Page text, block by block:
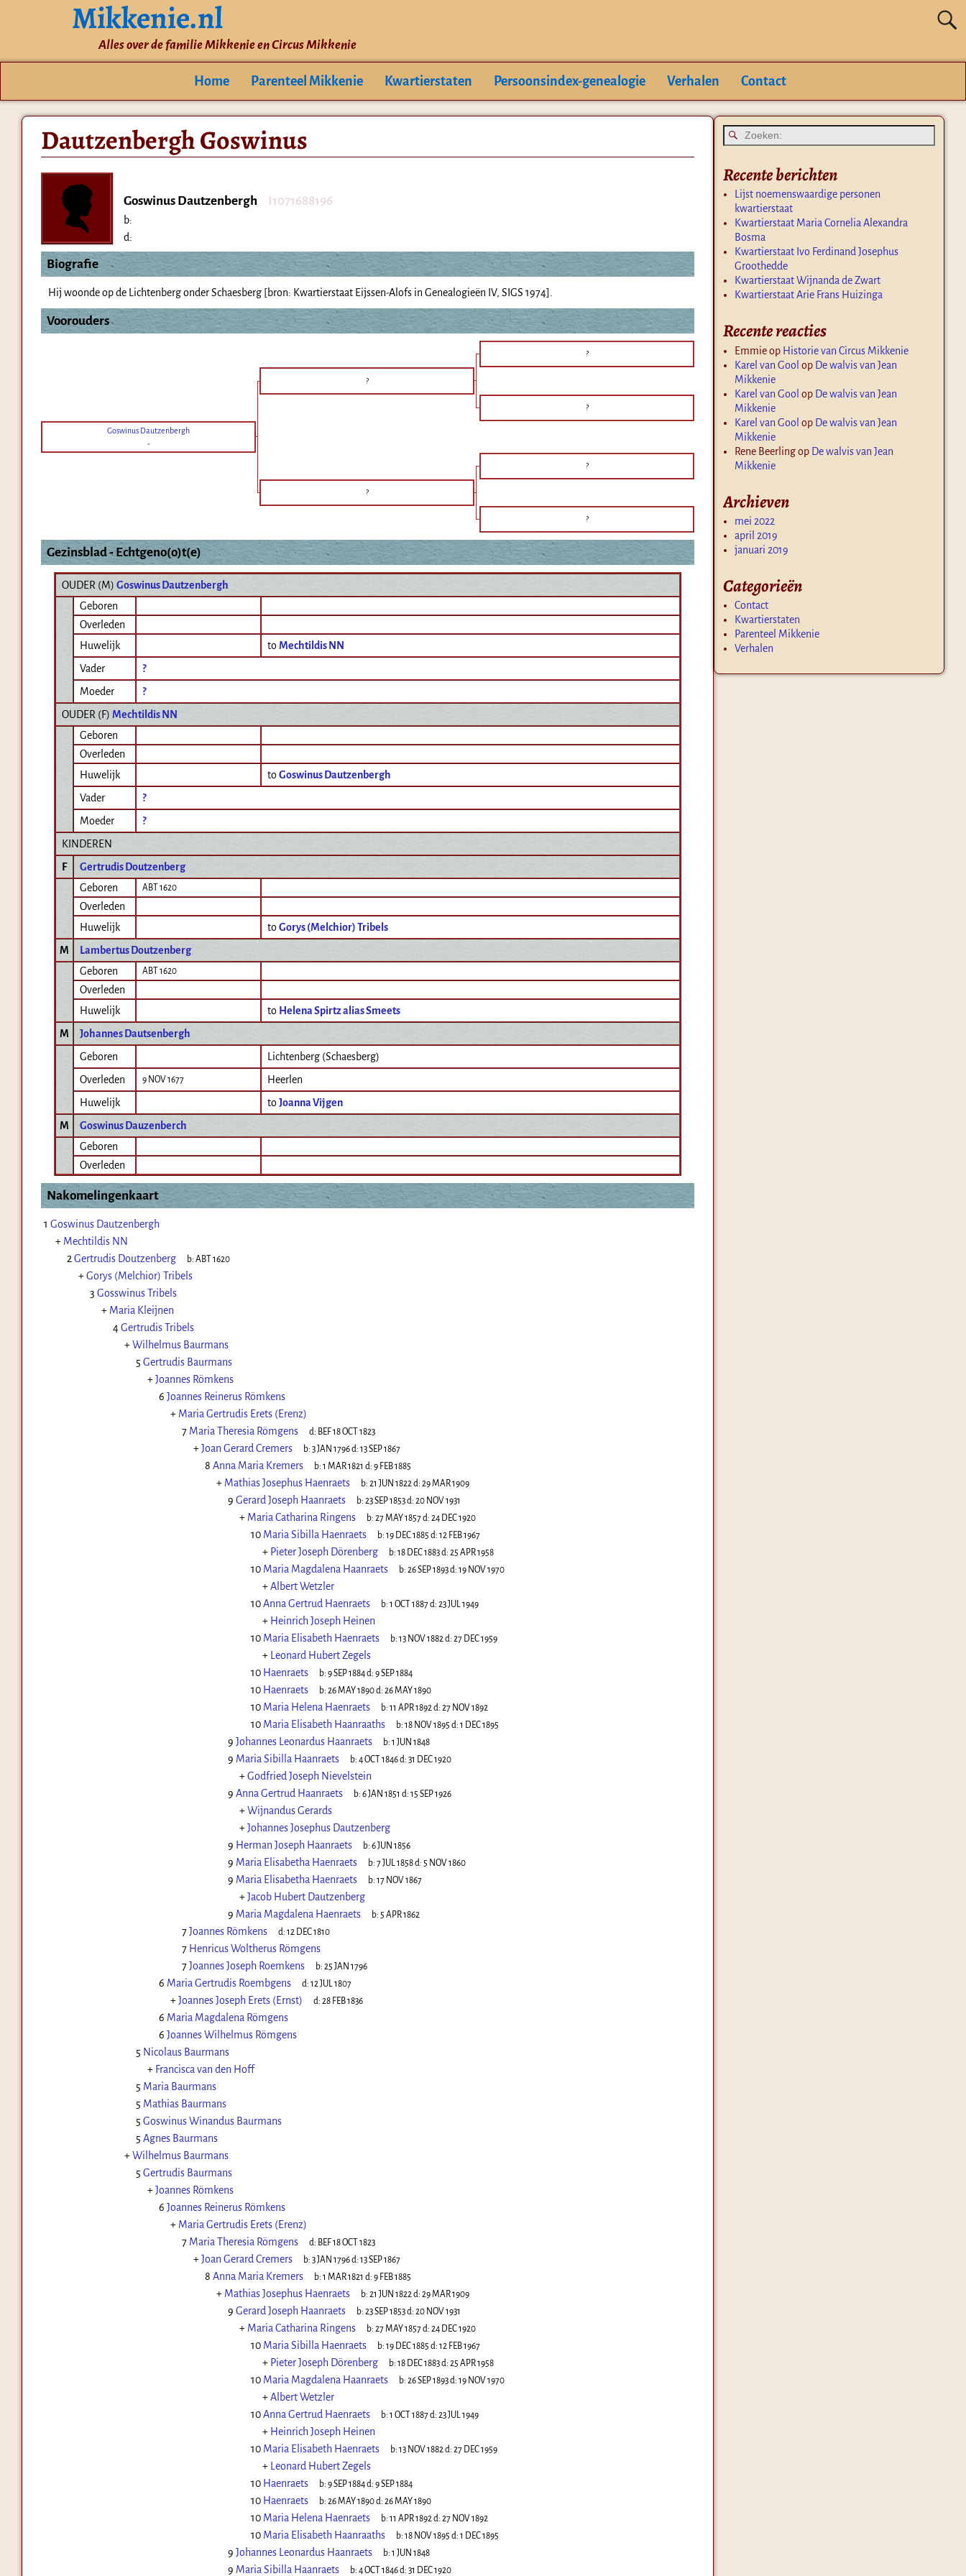
Mikkenie.nl
Alles over de familie Mikkenie en Circus Mikkenie
Home Parenteel Mikkenie Kwartierstaten Persoonsindex-genealogie Verhalen Contact
Dautzenbergh Goswinus
Goswinus Dautzenbergh I1071688196
b:
d:
Biografie
Hij woonde op de Lichtenberg onder Schaesberg [bron: Kwartierstaat Eijssen-Alofs in Genealogieën IV, SIGS 1974].
Voorouders
?
?
?
Goswinus Dautzenbergh
-
?
?
?
Gezinsblad - Echtgeno(o)t(e)
OUDER (M) Goswinus Dautzenbergh
Geboren
Overleden
Huwelijk
toMechtildis NN
Vader
?
Moeder
?
OUDER (F) Mechtildis NN
Geboren
Overleden
Huwelijk
toGoswinus Dautzenbergh
Vader
?
Moeder
?
KINDEREN
F
Gertrudis Doutzenberg
Geboren
ABT 1620
Overleden
Huwelijk
toGorys (Melchior) Tribels
M
Lambertus Doutzenberg
Geboren
ABT 1620
Overleden
Huwelijk
to Helena Spirtz alias Smeets
M
Johannes Dautsenbergh
Geboren
Lichtenberg (Schaesberg)
Overleden
9 NOV 1677
Heerlen
Huwelijk
toJoanna Vijgen
M
Goswinus Dauzenberch
Geboren
Overleden
Nakomelingenkaart
1 Goswinus Dautzenbergh
+ Mechtildis NN
2 Gertrudis Doutzenberg b: ABT 1620
+Gorys (Melchior) Tribels
3 Gosswinus Tribels
+ Maria Kleijnen
4Gertrudis Tribels
+Wilhelmus Baurmans
5 Gertrudis Baurmans
+Joannes Römkens
6 Joannes Reinerus Römkens
+ Maria Gertrudis Erets (Erenz)
7 Maria Theresia Römgens d: BEF 18 OCT 1823
+Joan Gerard Cremers b: 3 JAN 1796d: 13 SEP 1867
8 Anna Maria Kremers b: 1 MAR 1821 d: 9 FEB 1885
+ Mathias Josephus Haenraets b: 21 JUN 1822d: 29 MAR 1909
9 Gerard Joseph Haanraets b: 23 SEP 1853d: 20 NOV 1931
+ Maria Catharina Ringens b: 27 MAY 1857d: 24 DEC 1920
10 Maria Sibilla Haenraets b: 19 DEC 1885 d: 12 FEB 1967
+ Pieter Joseph Dörenberg b: 18 DEC 1883d: 25 APR 1958
10 Maria Magdalena Haanraets b: 26 SEP 1893d: 19 NOV 1970
+Albert Wetzler
10Anna Gertrud Haenraets b: 1 OCT 1887d: 23 JUL 1949
+ Heinrich Joseph Heinen
10 Maria Elisabeth Haenraets b: 13 NOV 1882d: 27 DEC 1959
+
Leonard Hubert Zegels
10 Haenraets b: 9 SEP 1884d: 9 SEP 1884
10 Haenraets b: 26 MAY 1890d: 26 MAY 1890
10 Maria Helena Haenraets b: 11 APR 1892d: 27 NOV 1892
10 Maria Elisabeth Haanraaths b: 18 NOV 1895 d: 1 DEC 1895
9 Johannes Leonardus Haanraets b: 1 JUN 1848
9 Maria Sibilla Haanraets b: 4 OCT 1846d: 31 DEC 1920
+Godfried Joseph Nievelstein
9 Anna Gertrud Haanraets b: 6 JAN 1851 d: 15 SEP 1926
+Wijnandus Gerards
+Johannes Josephus Dautzenberg
9 Herman Joseph Haanraets b: 6 JUN 1856
9 Maria Elisabetha Haenraets b: 7 JUL 1858d: 5 NOV 1860
9 Maria Elisabetha Haenraets b: 17 NOV 1867
+Jacob Hubert Dautzenberg
9 Maria Magdalena Haenraets b: 5 APR 1862
7Joannes Römkens d: 12 DEC 1810
7 Henricus Woltherus Römgens
7Joannes Joseph Roemkens b: 25 JAN 1796
6 Maria Gertrudis Roembgens d: 12 JUL 1807
+Joannes Joseph Erets (Ernst) d: 28 FEB 1836
6 Maria Magdalena Römgens
6 Joannes Wilhelmus Römgens
5 Nicolaus Baurmans
+ Francisca van den Hoff
5 Maria Baurmans
5 Mathias Baurmans
5 Goswinus Winandus Baurmans
5 Agnes Baurmans
+Wilhelmus Baurmans
5 Gertrudis Baurmans
+Joannes Römkens
6 Joannes Reinerus Römkens
+ Maria Gertrudis Erets (Erenz)
7 Maria Theresia Römgens d: BEF 18 OCT 1823
+Joan Gerard Cremers b: 3 JAN 1796d: 13 SEP 1867
8 Anna Maria Kremers b: 1 MAR 1821 d: 9 FEB 1885
+ Mathias Josephus Haenraets b: 21 JUN 1822d: 29 MAR 1909
9 Gerard Joseph Haanraets b: 23 SEP 1853d: 20 NOV 1931
+ Maria Catharina Ringens b: 27 MAY 1857d: 24 DEC 1920
10 Maria Sibilla Haenraets b: 19 DEC 1885 d: 12 FEB 1967
+ Pieter Joseph Dörenberg b: 18 DEC 1883d: 25 APR 1958
10 Maria Magdalena Haanraets b: 26 SEP 1893d: 19 NOV 1970
+Albert Wetzler
10Anna Gertrud Haenraets b: 1 OCT 1887d: 23 JUL 1949
+ Heinrich Joseph Heinen
10 Maria Elisabeth Haenraets b: 13 NOV 1882d: 27 DEC 1959
+
Leonard Hubert Zegels
10 Haenraets b: 9 SEP 1884d: 9 SEP 1884
10 Haenraets b: 26 MAY 1890d: 26 MAY 1890
10 Maria Helena Haenraets b: 11 APR 1892d: 27 NOV 1892
10 Maria Elisabeth Haanraaths b: 18 NOV 1895 d: 1 DEC 1895
9 Johannes Leonardus Haanraets b: 1 JUN 1848
9 Maria Sibilla Haanraets b: 4 OCT 1846d: 31 DEC 1920
Recente berichten
Lijst noemenswaardige personen
kwartierstaat
Kwartierstaat Maria Cornelia Alexandra
Bosma
Kwartierstaat Ivo Ferdinand Josephus
Groothedde
Kwartierstaat Wijnanda de Zwart
Kwartierstaat Arie Frans Huizinga
Recente reacties
Emmieop Historie van Circus Mikkenie
Karel van Gool op De walvis van Jean
Mikkenie
Karel van Gool op De walvis van Jean
Mikkenie
Karel van Gool op De walvis van Jean
Mikkenie
Rene Beerlingop De walvis van Jean
Mikkenie
Archieven
mei 2022
april 2019
januari 2019
Categorieën
Contact
Kwartierstaten
Parenteel Mikkenie
Verhalen